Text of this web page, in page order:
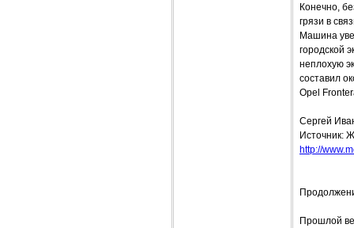
Конечно,
грязи в
Машина
городской
неплохую
составил
Opel
Сергей
Источник:
http://
Прошлой